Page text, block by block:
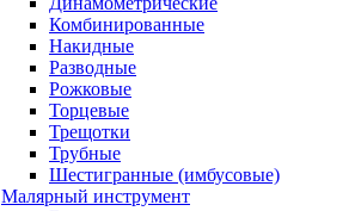
Комбинированные
Накидные
Разводные
Рожковые
Торцевые
Трещотки
Трубные
Шестигранные (имбусовые)
Малярный инструмент